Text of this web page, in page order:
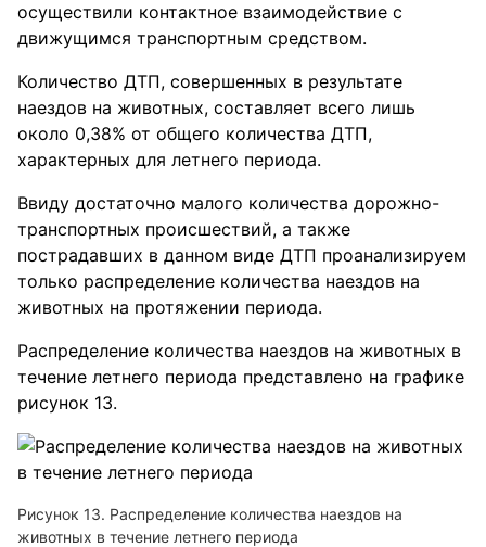
осуществили контактное взаимодействие с
движущимся транспортным средством.
Количество ДТП, совершенных в результате
наездов на животных, составляет всего лишь
около 0,38% от общего количества ДТП,
характерных для летнего периода.
Ввиду достаточно малого количества дорожно-
транспортных происшествий, а также
пострадавших в данном виде ДТП проанализируем
только распределение количества наездов на
животных на протяжении периода.
Распределение количества наездов на животных в
течение летнего периода представлено на графике
рисунок 13.
Рисунок 13. Распределение количества наездов на
животных в течение летнего периода